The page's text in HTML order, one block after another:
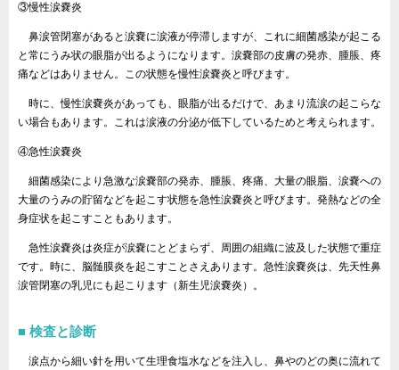
③慢性涙嚢炎
鼻涙管閉塞があると涙嚢に涙液が停滞しますが、これに細菌感染が起こる
と常にうみ状の眼脂が出るようになります。涙嚢部の皮膚の発赤、腫脹、疼
痛などはありません。この状態を慢性涙嚢炎と呼びます。
時に、慢性涙嚢炎があっても、眼脂が出るだけで、あまり流涙の起こらな
い場合もあります。これは涙液の分泌が低下しているためと考えられます。
④急性涙嚢炎
細菌感染により急激な涙嚢部の発赤、腫脹、疼痛、大量の眼脂、涙嚢への
大量のうみの貯留などを起こす状態を急性涙嚢炎と呼びます。発熱などの全
身症状を起こすこともあります。
急性涙嚢炎は炎症が涙嚢にとどまらず、周囲の組織に波及した状態で重症
です。時に、脳髄膜炎を起こすことさえあります。急性涙嚢炎は、先天性鼻
涙管閉塞の乳児にも起こります（新生児涙嚢炎）。
検査と診断
涙点から細い針を用いて生理食塩水などを注入し、鼻やのどの奥に流れて